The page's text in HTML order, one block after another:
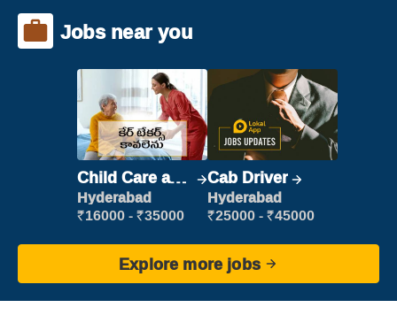
Jobs near you
Child Care and
Patient care
Hyderabad
₹16000 - ₹35000
Cab Driver
Hyderabad
₹25000 - ₹45000
Explore more jobs